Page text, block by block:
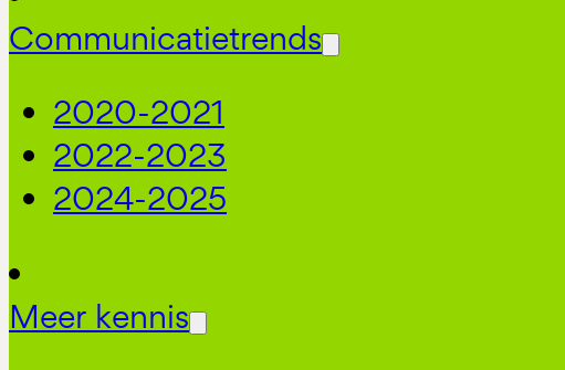
Communicatietrends
2020-2021
2022-2023
2024-2025
Meer kennis